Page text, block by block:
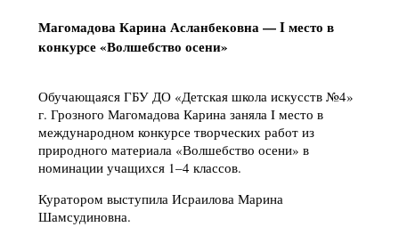
Магомадова Карина Асланбековна — I место в
конкурсе «Волшебство осени»
Обучающаяся ГБУ ДО «Детская школа искусств №4»
г. Грозного Магомадова Карина заняла I место в
международном конкурсе творческих работ из
природного материала «Волшебство осени» в
номинации учащихся 1–4 классов.
Куратором выступила Исраилова Марина
Шамсудиновна.